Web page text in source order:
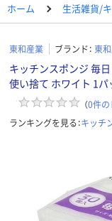
ホーム 生活雑貨/
東和産業 ブランド： 東和
キッチンスポンジ 毎
使い捨て ホワイト 1パ
（0件の
ランキングを見る：キッチ